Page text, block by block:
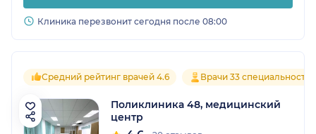
Клиника перезвонит сегодня после 08:00
Средний рейтинг врачей 4.6 Врачи 33 специальностей
Поликлиника 48, медицинский
центр